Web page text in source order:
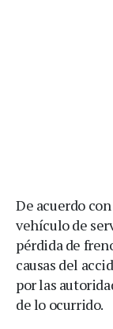
De acuerdo
vehículo de
pérdida de
causas del
por las
de lo ocurrido.